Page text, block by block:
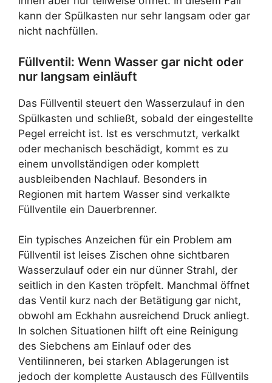
kann der Spülkasten nur sehr langsam oder gar
nicht nachfüllen.
Füllventil: Wenn Wasser gar nicht oder
nur langsam einläuft
Das Füllventil steuert den Wasserzulauf in den
Spülkasten und schließt, sobald der eingestellte
Pegel erreicht ist. Ist es verschmutzt, verkalkt
oder mechanisch beschädigt, kommt es zu
einem unvollständigen oder komplett
ausbleibenden Nachlauf. Besonders in
Regionen mit hartem Wasser sind verkalkte
Füllventile ein Dauerbrenner.
Ein typisches Anzeichen für ein Problem am
Füllventil ist leises Zischen ohne sichtbaren
Wasserzulauf oder ein nur dünner Strahl, der
seitlich in den Kasten tröpfelt. Manchmal öffnet
das Ventil kurz nach der Betätigung gar nicht,
obwohl am Eckhahn ausreichend Druck anliegt.
In solchen Situationen hilft oft eine Reinigung
des Siebchens am Einlauf oder des
Ventilinneren, bei starken Ablagerungen ist
jedoch der komplette Austausch des Füllventils